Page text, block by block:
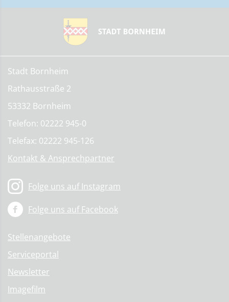
Stadt Bornheim
Rathausstraße 2
53332 Bornheim
Telefon: 02222 945-0
Telefax: 02222 945-126
Kontakt & Ansprechpartner
Folge uns auf Instagram
Folge uns auf Facebook
Stellenangebote
Serviceportal
Newsletter
Imagefilm